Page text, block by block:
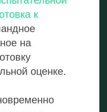
к
на
оценке.